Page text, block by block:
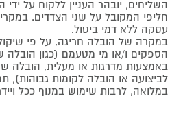
השליחים, יובהר העניין ללקוח על ידי
חליפי המקובל על שני הצדדים.
עסקה ללא דמי ביטול.
במקרה של הובלה חריגה, על פי
הספקים ו/או מי מטעמם (כגון הובלה
באמצעות מדרגות או מעלית, הובלה
לביצועה או הובלה לקומות גבוהות),
במלואה, לרבות שימוש במנוף ככל